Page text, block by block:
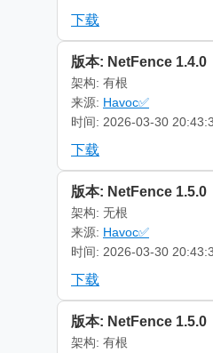
下载
版本: NetFence 1.4.0
架构: 有根
来源: Havoc✅
时间: 2026-03-30
下载
版本: NetFence 1.5.0
架构: 无根
来源: Havoc✅
时间: 2026-03-30
下载
版本: NetFence 1.5.0
架构: 有根